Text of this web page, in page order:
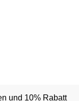
und 10% Rabatt